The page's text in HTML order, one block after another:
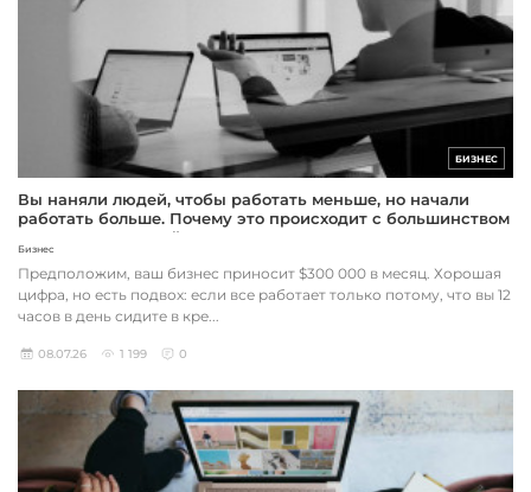
БИЗНЕС
Вы наняли людей, чтобы работать меньше, но начали
работать больше. Почему это происходит с большинством
предпринимателей
Бизнес
Предположим, ваш бизнес приносит $300 000 в месяц. Хорошая
цифра, но есть подвох: если все работает только потому, что вы 12
часов в день сидите в кре...
08.07.26 1 199 0